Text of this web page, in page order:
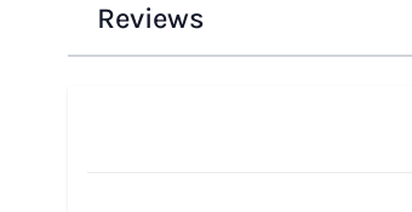
Reviews